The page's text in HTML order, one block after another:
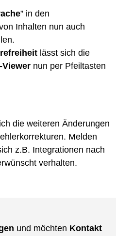
” in den
Inhalten nun auch
lässt sich die
Viewer nun per Pfeiltasten
die weiteren Änderungen
Melden
z.B. Integrationen nach
verhalten.
und möchten Kontakt